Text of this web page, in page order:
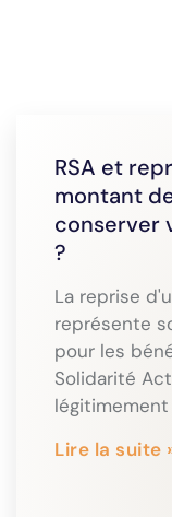
RSA et
montant
conserver
?
La reprise
représente
pour les
Solidarité
Lire la suite